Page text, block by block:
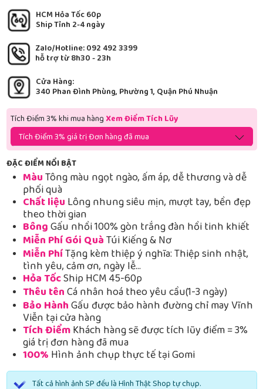
HCM Hỏa Tốc 60p
Ship Tỉnh 2-4 ngày
Zalo/Hotline: 092 492 3399
hỗ trợ từ 8h30 - 23h
Cửa Hàng:
340 Phan Đình Phùng, Phường 1, Quận Phú Nhuận
Tích Điểm 3% khi mua hàng Xem Điểm Tích Lũy
Tích Điểm 3% giá trị Đơn hàng đã mua
ĐẶC ĐIỂM NỔI BẬT
MàuTông màu ngọt ngào, ấm áp, dễ thương và dễ
phối quà
Chất liệu Lông nhung siêu mịn, mượt tay, bền đẹp
theo thời gian
BôngGấu nhồi 100% gòn trắng đàn hồi tinh khiết
Miễn Phí Gói QuàTúi Kiếng & Nơ
Miễn PhíTặng kèm thiệp ý nghĩa: Thiệp sinh nhật,
tình yêu, cảm ơn, ngày lễ…
Hỏa TốcShip HCM 45-60p
Thêu tênCá nhân hoá theo yêu cầu(1-3 ngày)
Bảo HànhGấu được bảo hành đường chỉ may Vĩnh
Viễn tại cửa hàng
Tích ĐiểmKhách hàng sẽ được tích lũy điểm = 3%
giá trị đơn hàng đã mua
100% Hình ảnh chụp thực tế tại Gomi
Tất cả hình ảnh SP đều là Hình Thật Shop tự chụp.